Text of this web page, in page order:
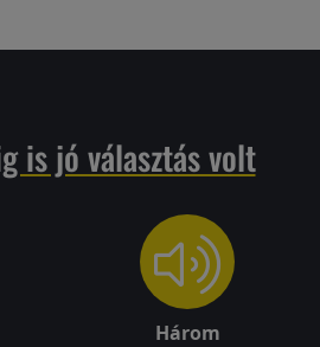
is jó választás volt
Három